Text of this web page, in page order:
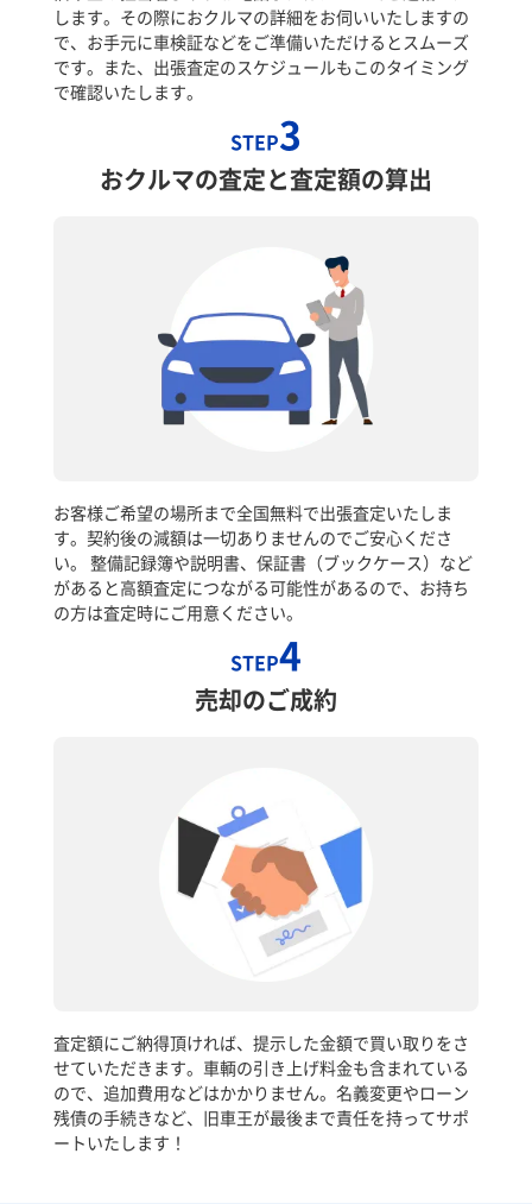
します。その際におクルマの詳細をお伺いいたしますの
で、お手元に車検証などをご準備いただけるとスムーズ
です。また、出張査定のスケジュールもこのタイミング
で確認いたします。
STEP3
おクルマの査定と査定額の算出
お客様ご希望の場所まで全国無料で出張査定いたしま
す。契約後の減額は一切ありませんのでご安心くださ
い。 整備記録簿や説明書、保証書（ブックケース）など
があると高額査定につながる可能性があるので、お持ち
の方は査定時にご用意ください。
STEP4
売却のご成約
査定額にご納得頂ければ、提示した金額で買い取りをさ
せていただきます。車輌の引き上げ料金も含まれている
ので、追加費用などはかかりません。名義変更やローン
残債の手続きなど、旧車王が最後まで責任を持ってサポ
ートいたします！